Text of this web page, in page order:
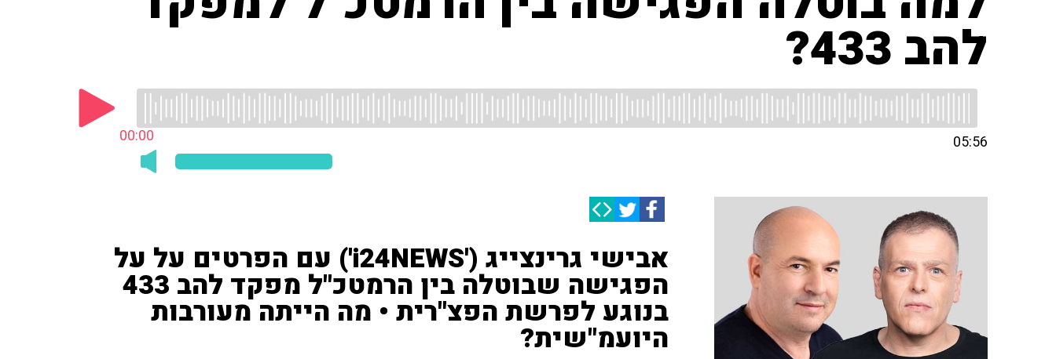
להב 433?
00:00 05:56
אבישי גרינצייג ('i24NEWS') עם הפרטים על על
הפגישה שבוטלה בין הרמטכ"ל מפקד להב 433
בנוגע לפרשת הפצ"רית • מה הייתה מעורבות
היועמ"שית?